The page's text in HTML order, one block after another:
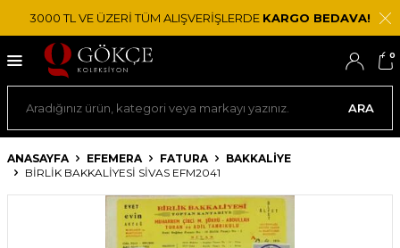
3000 TL VE ÜZERİ TÜM ALIŞVERİŞLERDE KARGO BEDAVA!
ARA
0
ANASAYFA EFEMERA FATURA
BAKKALIYE
BIRLIK BAKKALIYESI SIVAS EFM2041